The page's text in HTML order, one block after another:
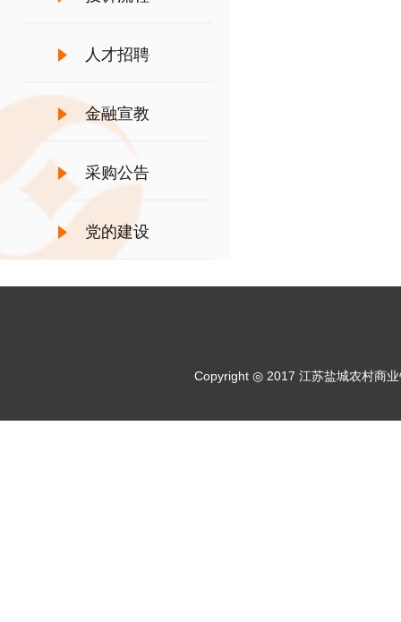
人才招聘
金融宣教
采购公告
党的建设
Copyright ◎ 2017 江苏盐城农村商